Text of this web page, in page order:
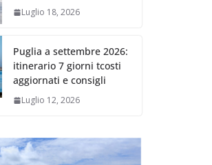
Luglio 18, 2026
Puglia a settembre 2026:
itinerario 7 giorni tcosti
aggiornati e consigli
Luglio 12, 2026